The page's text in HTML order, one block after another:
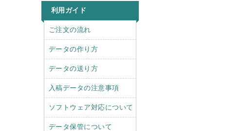
利用ガイド
r
ご注文の流れ
データの作り方
データの送り方
入稿データの注意事項
ソフトウェア対応について
データ保管について